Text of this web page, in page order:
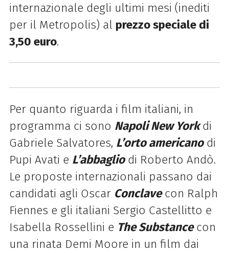
internazionale degli ultimi mesi (inediti
per il Metropolis) al prezzo speciale di
3,50 euro.
Per quanto riguarda i film italiani, in
programma ci sono Napoli New York di
Gabriele Salvatores, L’orto americano di
Pupi Avati e L’abbaglio di Roberto Andò.
Le proposte internazionali passano dai
candidati agli Oscar Conclavecon Ralph
Fiennes e gli italiani Sergio Castellitto e
Isabella Rossellini e The Substance con
una rinata Demi Moore in un film dai